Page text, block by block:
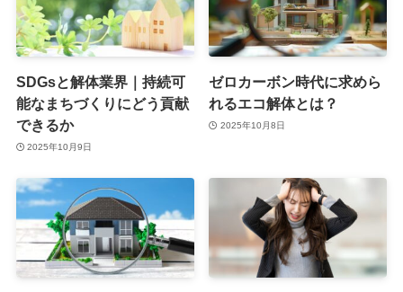
SDGsと解体業界｜持続可
能なまちづくりにどう貢献
できるか
2025年10月9日
ゼロカーボン時代に求めら
れるエコ解体とは？
2025年10月8日